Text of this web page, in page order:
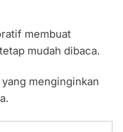
membuat
mudah dibaca.
menginginkan